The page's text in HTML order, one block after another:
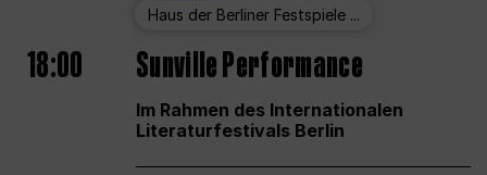
Haus der Berliner Festspiele ...
18:00 Sunville Performance
Im Rahmen des Internationalen
Literaturfestivals Berlin